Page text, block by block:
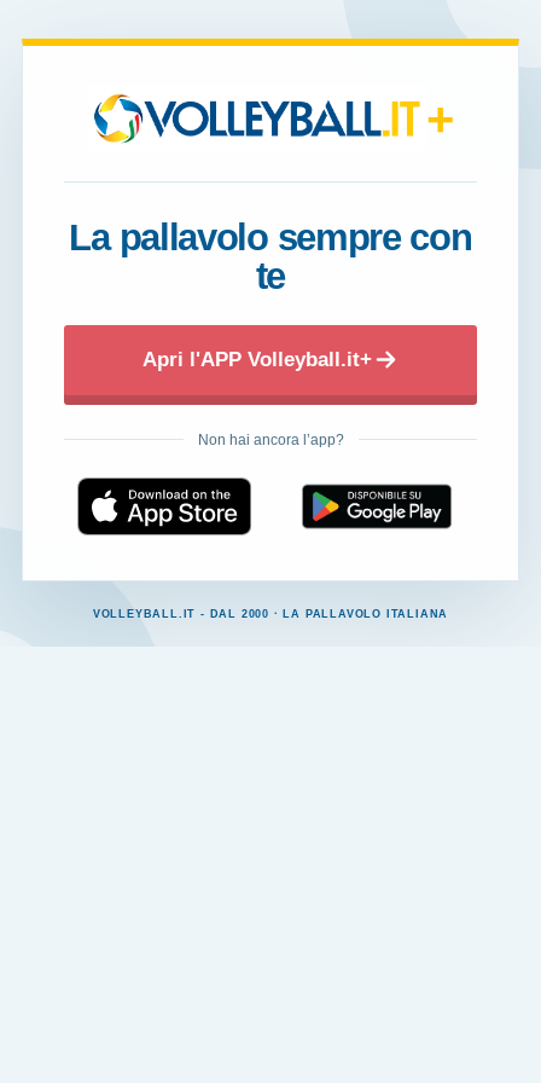
+
La pallavolo sempre con
te
Apri l'APP Volleyball.it+
Non hai ancora l’app?
VOLLEYBALL.IT - DAL 2000 · LA PALLAVOLO ITALIANA